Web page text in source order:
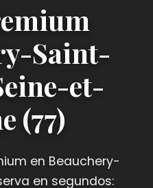
Saint-
et-
(77)
en Beauchery-
en segundos: